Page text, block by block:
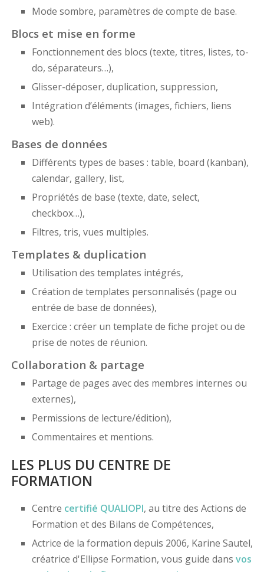
Mode sombre, paramètres de compte de base.
Blocs et mise en forme
Fonctionnement des blocs (texte, titres, listes, to-
do, séparateurs…),
Glisser-déposer, duplication, suppression,
Intégration d’éléments (images, fichiers, liens
web).
Bases de données
Différents types de bases : table, board (kanban),
calendar, gallery, list,
Propriétés de base (texte, date, select,
checkbox…),
Filtres, tris, vues multiples.
Templates & duplication
Utilisation des templates intégrés,
Création de templates personnalisés (page ou
entrée de base de données),
Exercice : créer un template de fiche projet ou de
prise de notes de réunion.
Collaboration & partage
Partage de pages avec des membres internes ou
externes),
Permissions de lecture/édition),
Commentaires et mentions.
LES PLUS DU CENTRE DE
FORMATION
Centre certifié QUALIOPI, au titre des Actions de
Formation et des Bilans de Compétences,
Actrice de la formation depuis 2006, Karine Sautel,
créatrice d'Ellipse Formation, vous guide dans vos